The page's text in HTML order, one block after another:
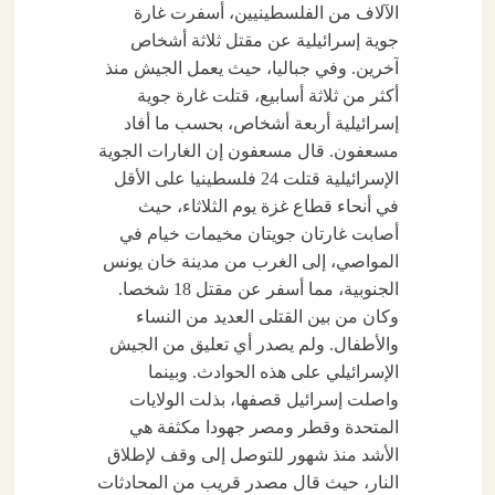
الآلاف من الفلسطينيين، أسفرت غارة
جوية إسرائيلية عن مقتل ثلاثة أشخاص
آخرين. وفي جباليا، حيث يعمل الجيش منذ
أكثر من ثلاثة أسابيع، قتلت غارة جوية
إسرائيلية أربعة أشخاص، بحسب ما أفاد
مسعفون. قال مسعفون إن الغارات الجوية
الإسرائيلية قتلت 24 فلسطينيا على الأقل
في أنحاء قطاع غزة يوم الثلاثاء، حيث
أصابت غارتان جويتان مخيمات خيام في
المواصي، إلى الغرب من مدينة خان يونس
الجنوبية، مما أسفر عن مقتل 18 شخصا.
وكان من بين القتلى العديد من النساء
والأطفال. ولم يصدر أي تعليق من الجيش
الإسرائيلي على هذه الحوادث. وبينما
واصلت إسرائيل قصفها، بذلت الولايات
المتحدة وقطر ومصر جهودا مكثفة هي
الأشد منذ شهور للتوصل إلى وقف لإطلاق
النار، حيث قال مصدر قريب من المحادثات